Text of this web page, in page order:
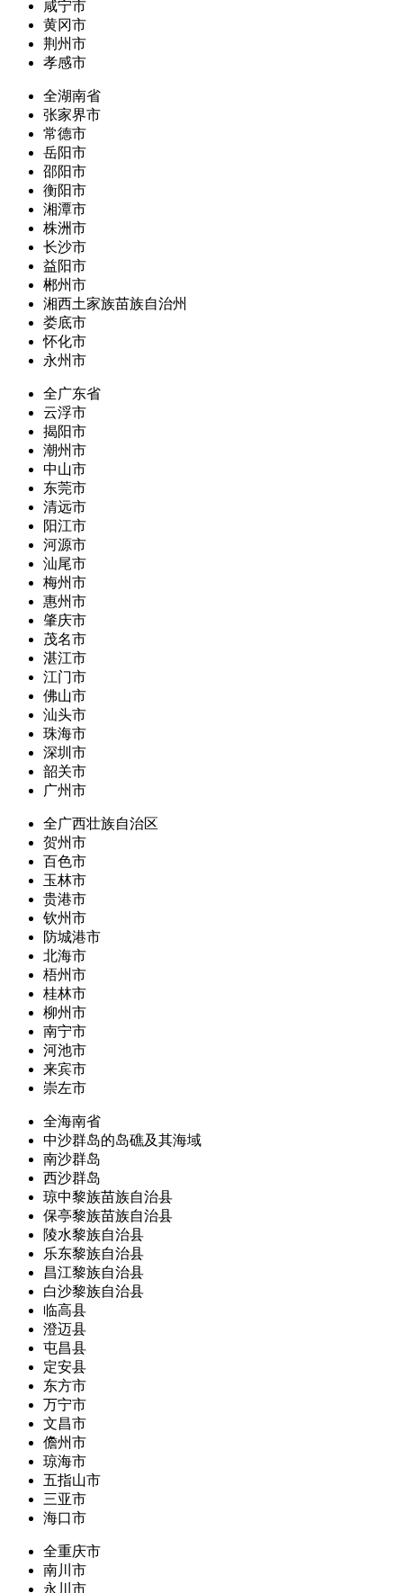
咸宁市
黄冈市
荆州市
孝感市
全湖南省
张家界市
常德市
岳阳市
邵阳市
衡阳市
湘潭市
株洲市
长沙市
益阳市
郴州市
湘西土家族苗族自治州
娄底市
怀化市
永州市
全广东省
云浮市
揭阳市
潮州市
中山市
东莞市
清远市
阳江市
河源市
汕尾市
梅州市
惠州市
肇庆市
茂名市
湛江市
江门市
佛山市
汕头市
珠海市
深圳市
韶关市
广州市
全广西壮族自治区
贺州市
百色市
玉林市
贵港市
钦州市
防城港市
北海市
梧州市
桂林市
柳州市
南宁市
河池市
来宾市
崇左市
全海南省
中沙群岛的岛礁及其海域
南沙群岛
西沙群岛
琼中黎族苗族自治县
保亭黎族苗族自治县
陵水黎族自治县
乐东黎族自治县
昌江黎族自治县
白沙黎族自治县
临高县
澄迈县
屯昌县
定安县
东方市
万宁市
文昌市
儋州市
琼海市
五指山市
三亚市
海口市
全重庆市
南川市
永川市